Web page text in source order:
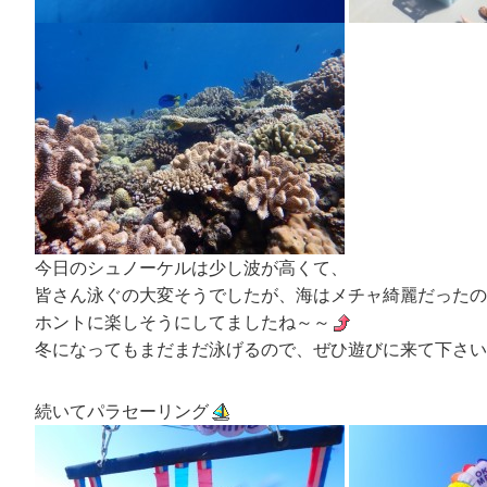
今日のシュノーケルは少し波が高くて、
皆さん泳ぐの大変そうでしたが、海はメチャ綺麗だった
ホントに楽しそうにしてましたね～～
冬になってもまだまだ泳げるので、ぜひ遊びに来て下さ
続いてパラセーリング